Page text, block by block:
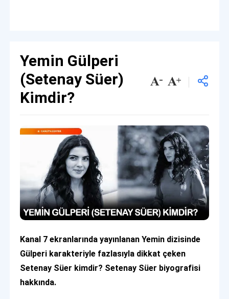
Yemin Gülperi
(Setenay Süer)
Kimdir?
Kanal 7 ekranlarında yayınlanan Yemin dizisinde
Gülperi karakteriyle fazlasıyla dikkat çeken
Setenay Süer kimdir? Setenay Süer biyografisi
hakkında.